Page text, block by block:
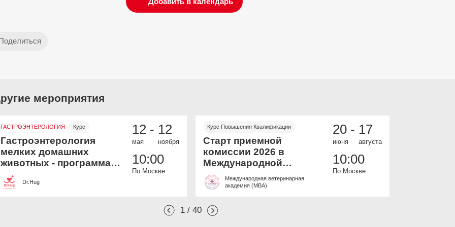
мероприятия
ГАСТРОЭНТЕРОЛОГИЯ
Курс
Онлайн и офлайн
Бесплатно
Гастроэнтерология
мелких домашних
животных - программа
дополнительной
профессиональной
Dr.Hug
12 -
мая
12
ноября
10:00
По Москве
Курс Повышения Квалификации
Онлайн и офлайн
Бесплатно
Старт приемной
комиссии 2026 в
Международной
Ветеринарной
Академии.
Международная ветеринарная
академия (МВА)
20 -
июня
17
августа
10:00
По Москве
1 / 40